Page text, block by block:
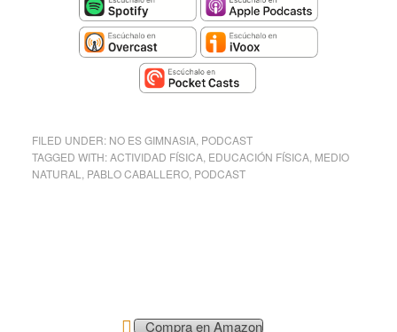
FILED UNDER: NO ES GIMNASIA, PODCAST
TAGGED WITH:ACTIVIDAD FÍSICA, EDUCACIÓN FÍSICA, MEDIO
NATURAL
PABLO CABALLERO, PODCAST
Compra en Amazon